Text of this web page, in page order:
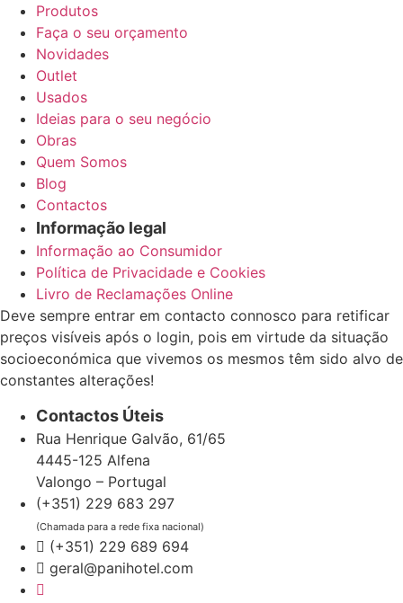
Produtos
Faça o seu orçamento
Novidades
Outlet
Usados
Ideias para o seu negócio
Obras
Quem Somos
Blog
Contactos
Informação legal
Informação ao Consumidor
Política de Privacidade e Cookies
Livro de Reclamações Online
Deve sempre entrar em contacto connosco para retificar
preços visíveis após o login, pois em virtude da situação
socioeconómica que vivemos os mesmos têm sido alvo de
constantes alterações!
Contactos Úteis
Rua Henrique Galvão, 61/65
4445-125 Alfena
Valongo – Portugal
(+351) 229 683 297
(Chamada para a rede fixa nacional)
(+351) 229 689 694
geral@panihotel.com